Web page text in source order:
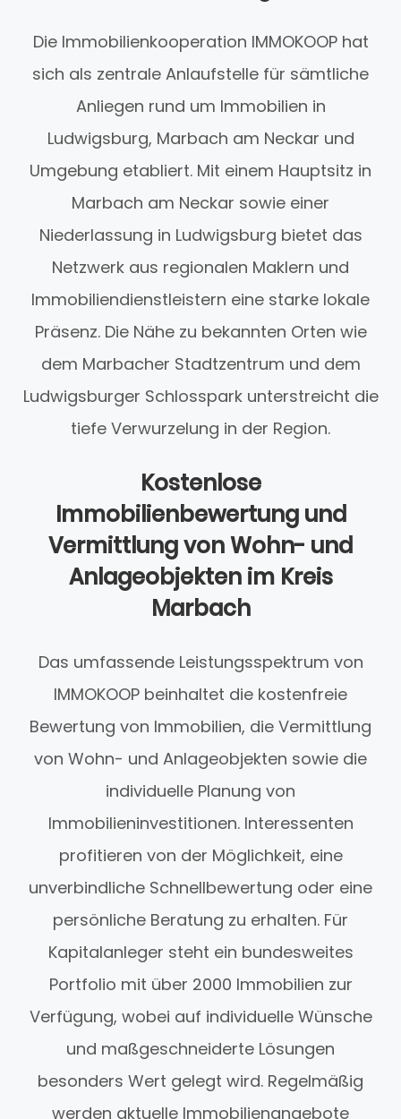
Die Immobilienkooperation IMMOKOOP hat
sich als zentrale Anlaufstelle für sämtliche
Anliegen rund um Immobilien in
Ludwigsburg, Marbach am Neckar und
Umgebung etabliert. Mit einem Hauptsitz in
Marbach am Neckar sowie einer
Niederlassung in Ludwigsburg bietet das
Netzwerk aus regionalen Maklern und
Immobiliendienstleistern eine starke lokale
Präsenz. Die Nähe zu bekannten Orten wie
dem Marbacher Stadtzentrum und dem
Ludwigsburger Schlosspark unterstreicht die
tiefe Verwurzelung in der Region.
Kostenlose
Immobilienbewertung und
Vermittlung von Wohn- und
Anlageobjekten im Kreis
Marbach
Das umfassende Leistungsspektrum von
IMMOKOOP beinhaltet die kostenfreie
Bewertung von Immobilien, die Vermittlung
von Wohn- und Anlageobjekten sowie die
individuelle Planung von
Immobilieninvestitionen. Interessenten
profitieren von der Möglichkeit, eine
unverbindliche Schnellbewertung oder eine
persönliche Beratung zu erhalten. Für
Kapitalanleger steht ein bundesweites
Portfolio mit über 2000 Immobilien zur
Verfügung, wobei auf individuelle Wünsche
und maßgeschneiderte Lösungen
besonders Wert gelegt wird. Regelmäßig
werden aktuelle Immobilienangebote